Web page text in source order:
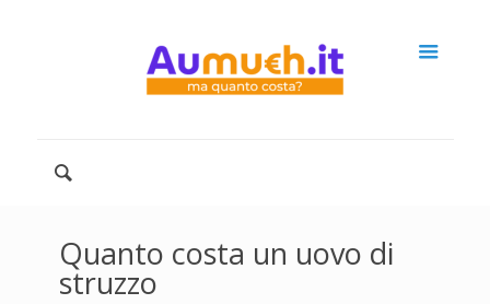
Quanto costa un uovo di
struzzo